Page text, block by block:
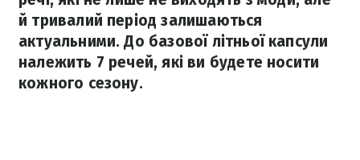
й тривалий період залишаються
актуальними. До базової літньої капсули
належить 7 речей, які ви будете носити
кожного сезону.